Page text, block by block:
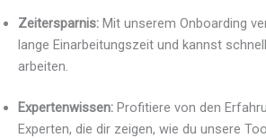
Zeitersparnis: Mit unserem Onboarding
lange Einarbeitungszeit und kannst
arbeiten.
Expertenwissen: Profitiere von den
Experten, die dir zeigen, wie du unsere